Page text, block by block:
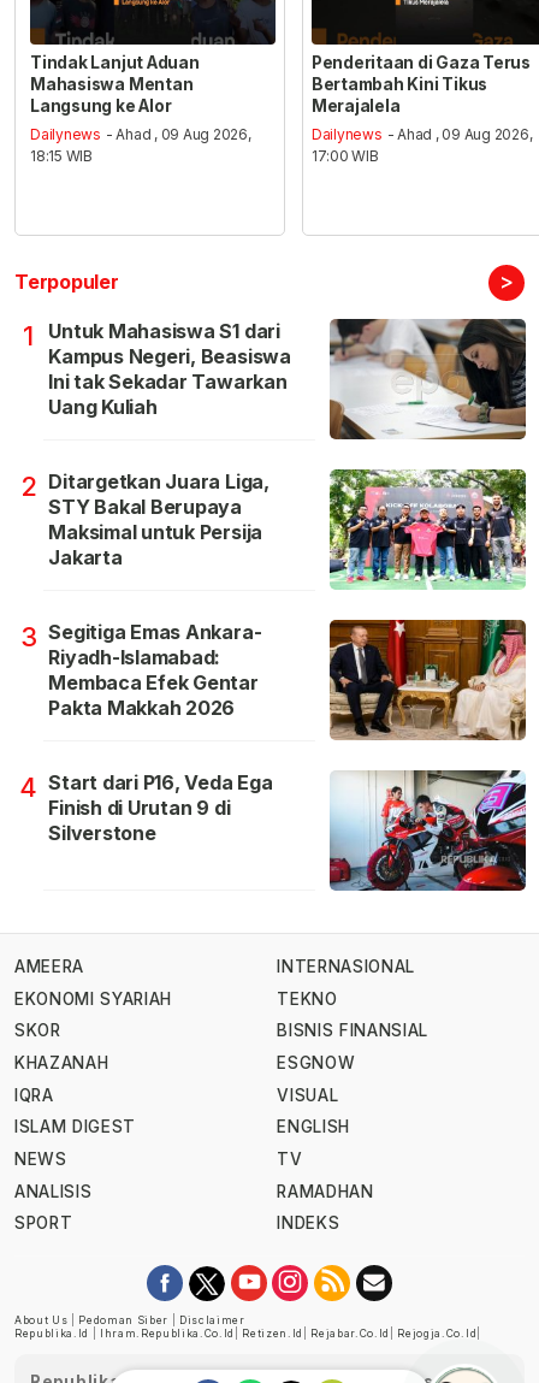
Tindak Lanjut Aduan
Mahasiswa Mentan
Langsung ke Alor
Dailynews - Ahad , 09 Aug 2026,
18:15 WIB
Penderitaan di Gaza Terus
Bertambah Kini Tikus
Merajalela
Dailynews - Ahad , 09 Aug 2026,
17:00 WIB
Terpopuler >
1
Untuk Mahasiswa S1 dari
Kampus Negeri, Beasiswa
Ini tak Sekadar Tawarkan
Uang Kuliah
2 Ditargetkan Juara Liga,
STY Bakal Berupaya
Maksimal untuk Persija
Jakarta
3 Segitiga Emas Ankara-
Riyadh-Islamabad:
Membaca Efek Gentar
Pakta Makkah 2026
4 Start dari P16, Veda Ega
Finish di Urutan 9 di
Silverstone
AMEERA
EKONOMI SYARIAH
SKOR
KHAZANAH
IQRA
ISLAM DIGEST
NEWS
ANALISIS
SPORT
INTERNASIONAL
TEKNO
BISNIS FINANSIAL
ESGNOW
VISUAL
ENGLISH
TV
RAMADHAN
INDEKS
About Us Pedoman Siber
Disclaimer
Republika.id
Ihram.republika.co.id Retizen.id Rejabar.co.id Rejogja.co.id